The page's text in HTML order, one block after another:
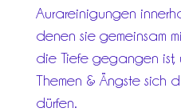
Aurareinigungen
denen sie gemeinsam
die Tiefe gegangen ist,
Themen & Ängste sich
dürfen.